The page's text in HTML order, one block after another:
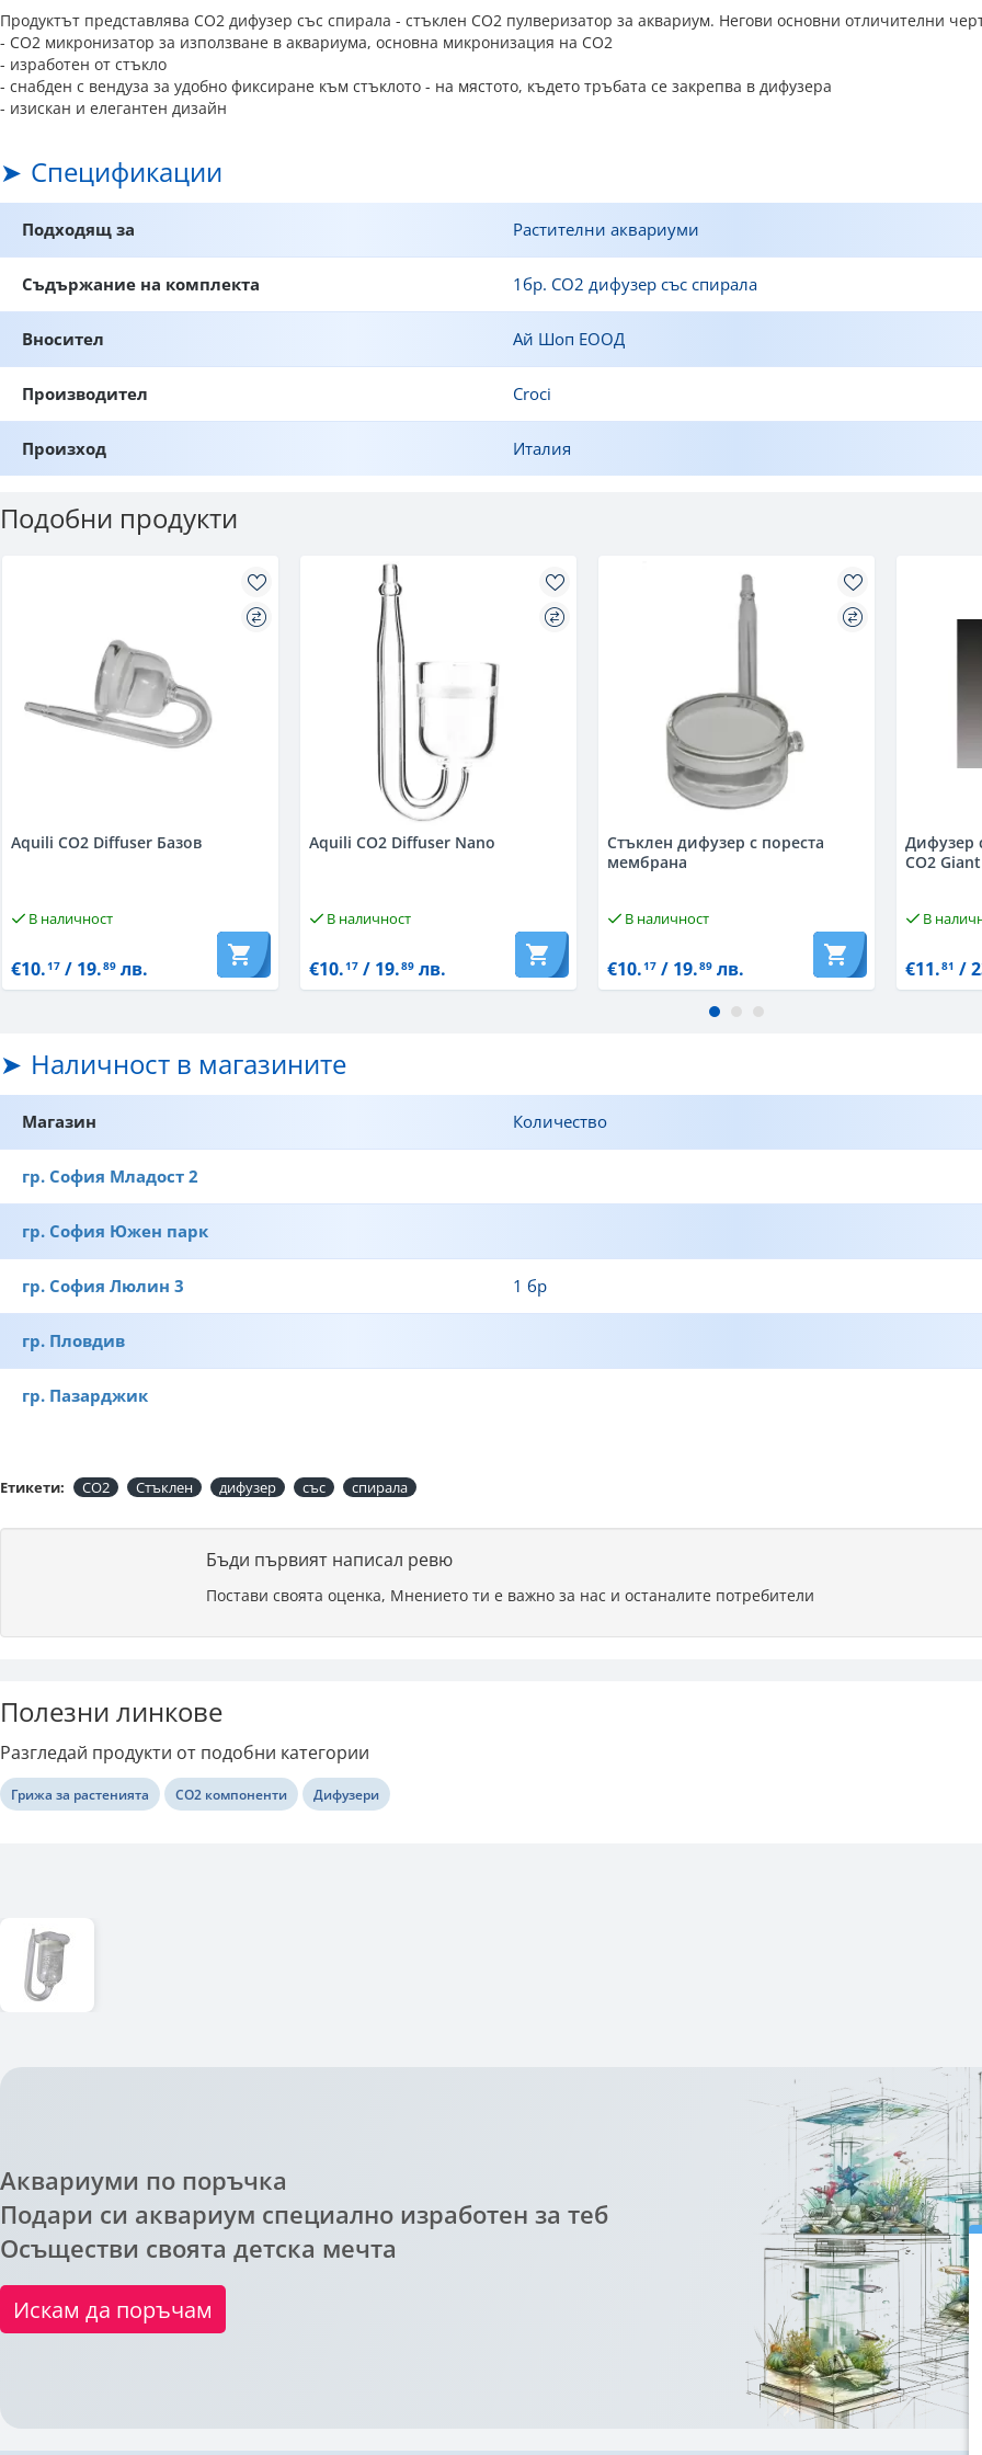
Продуктът представлява CO2 дифузер със спирала - стъклен CO2 пулверизатор за аквариум. Негови основни отличителни
- CO2 микронизатор за използване в аквариума, основна микронизация на CO2
- изработен от стъкло
- снабден с вендуза за удобно фиксиране към стъклото - на мястото, където тръбата се закрепва в дифузeра
- изискан и елегантен дизайн
Спецификации
Подходящ за Растителни аквариуми
Съдържание на комплекта 1бр. CO2 дифузер със спирала
Вносител Ай Шоп ЕООД
Производител Croci
Произход Италия
Подобни продукти
Aquili CO2 Diffuser Базов
В наличност
€10.17 / 19.89 лв.
Aquili CO2 Diffuser Nano
В наличност
€10.17 / 19.89 лв.
Стъклен дифузер с пореста
мембрана
В наличност
€10.17 / 19.89 лв.
Дифузер
CO2
В
€11.81 /
Наличност в магазините
Магазин Количество
гр. София Младост 2
гр. София Южен парк
гр. София Люлин 3 1 бр
гр. Пловдив
гр. Пазарджик
Етикети: CO2 Стъклен дифузер със спирала
Бъди първият написал ревю
Постави своята оценка, Мнението ти е важно за нас и останалите потребители
Полезни линкове
Разгледай продукти от подобни категории
Грижа за растенията CO2 компоненти Дифузери
Аквариуми по поръчка
Подари си аквариум специално изработен за теб
Осъществи своята детска мечта
Искам да поръчам